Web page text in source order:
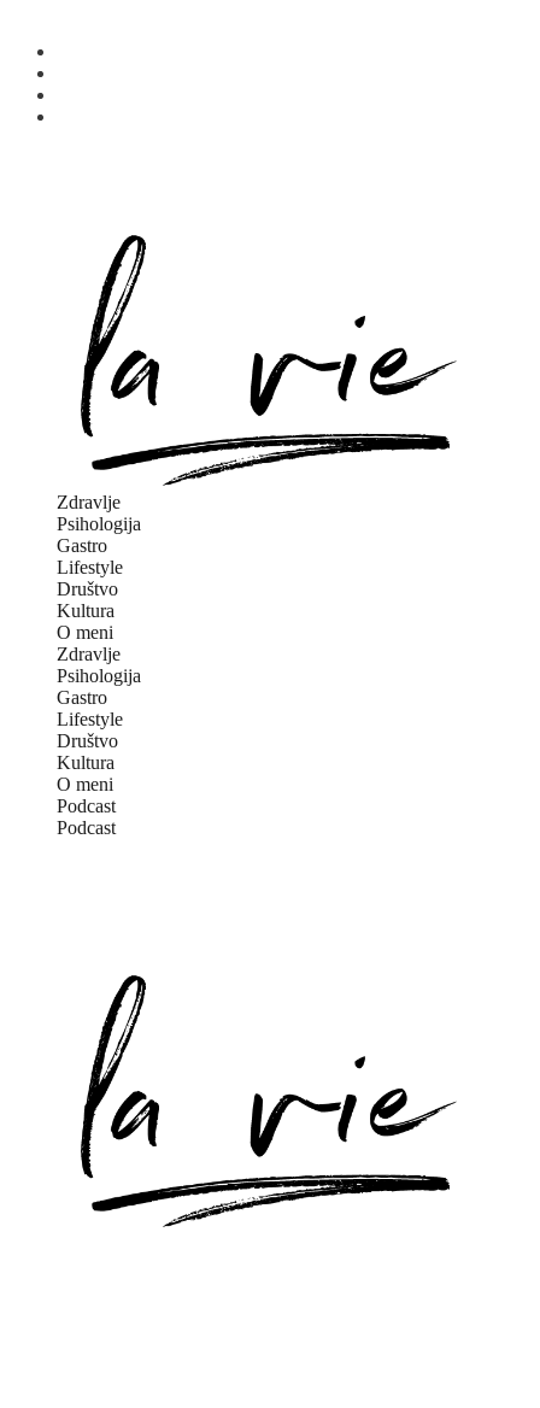
Zdravlje
Psihologija
Gastro
Lifestyle
Društvo
Kultura
O meni
Zdravlje
Psihologija
Gastro
Lifestyle
Društvo
Kultura
O meni
Podcast
Podcast